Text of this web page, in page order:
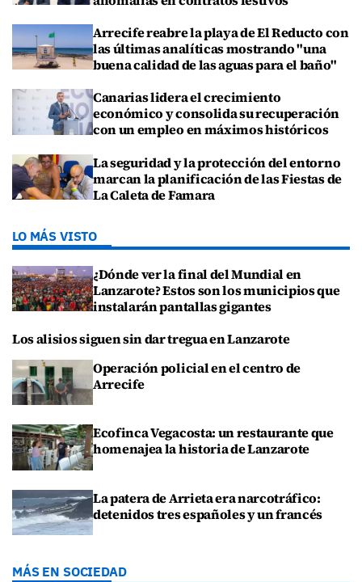
Arrecife reabre la playa de El Reducto con
las últimas analíticas mostrando "una
buena calidad de las aguas para el baño"
Canarias lidera el crecimiento
económico y consolida su recuperación
con un empleo en máximos históricos
La seguridad y la protección del entorno
marcan la planificación de las Fiestas de
La Caleta de Famara
LO MÁS VISTO
¿Dónde ver la final del Mundial en
Lanzarote? Estos son los municipios que
instalarán pantallas gigantes
Los alisios siguen sin dar tregua en Lanzarote
Operación policial en el centro de
Arrecife
Ecofinca Vegacosta: un restaurante que
homenajea la historia de Lanzarote
La patera de Arrieta era narcotráfico:
detenidos tres españoles y un francés
MÁS EN SOCIEDAD